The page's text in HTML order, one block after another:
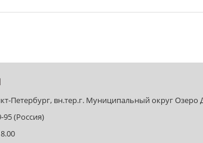
Петербург, вн.тер.г. Муниципальный округ
95 (Россия)